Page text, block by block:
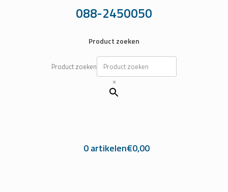
088-2450050
Product zoeken
Product zoeken
×
0 artikelen€0,00